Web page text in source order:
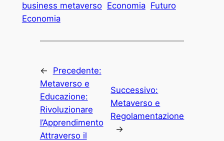
business metaverso Economia Futuro
Economia
←
Precedente:
Metaverso e
Educazione:
Rivoluzionare
l’Apprendimento
Attraverso il
Successivo:
Metaverso e
Regolamentazione
→